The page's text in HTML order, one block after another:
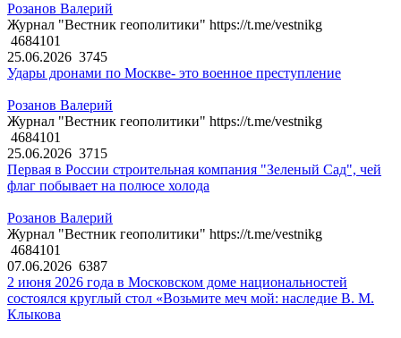
Розанов Валерий
Журнал "Вестник геополитики" https://t.me/vestnikg
4684101
25.06.2026 3745
Удары дронами по Москве- это военное преступление
Розанов Валерий
Журнал "Вестник геополитики" https://t.me/vestnikg
4684101
25.06.2026 3715
Первая в России строительная компания "Зеленый Сад", чей
флаг побывает на полюсе холода
Розанов Валерий
Журнал "Вестник геополитики" https://t.me/vestnikg
4684101
07.06.2026 6387
2 июня 2026 года в Московском доме национальностей
состоялся круглый стол «Возьмите меч мой: наследие В. М.
Клыкова